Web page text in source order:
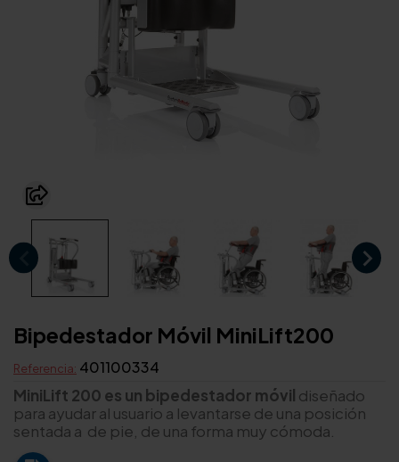
Bipedestador Móvil MiniLift200
Referencia: 401100334
MiniLift 200 es un bipedestador móvil diseñado
para ayudar al usuario a levantarse de una posición
sentada a de pie, de una forma muy cómoda.